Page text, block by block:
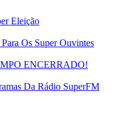
Eleição
Os Super Ouvintes
ENCERRADO!
Da Rádio SuperFM